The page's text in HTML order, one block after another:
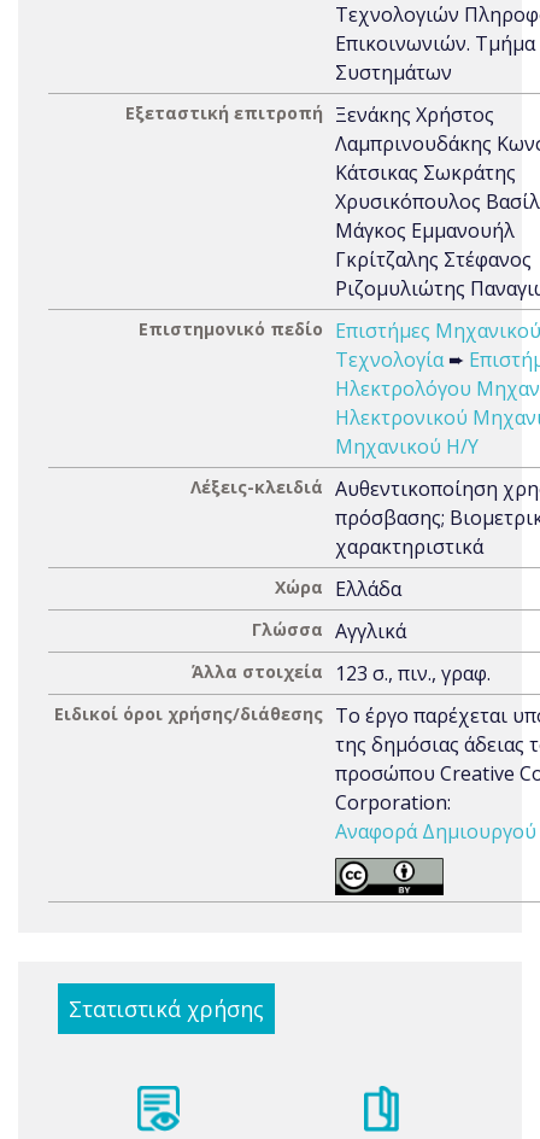
Τεχνολογιών
Επικοινωνιών.
Συστημάτων
Εξεταστική επιτροπή
Ξενάκης Χρήστος
Λαμπρινουδάκης
Κάτσικας Σωκράτης
Χρυσικόπουλος
Μάγκος Εμμανουήλ
Γκρίτζαλης Στέφανος
Ριζομυλιώτης
Επιστημονικό πεδίο
Επιστήμες
Τεχνολογία➨
Ηλεκτρολόγου
Ηλεκτρονικού
Μηχανικού Η/Υ
Λέξεις-κλειδιά Αυθεντικοποίηση
πρόσβασης;
χαρακτηριστικά
Χώρα Ελλάδα
Γλώσσα Αγγλικά
Άλλα στοιχεία 123 σ., πιν., γραφ.
Ειδικοί όροι χρήσης/διάθεσης Το έργο παρέχεται
της δημόσιας άδειας
προσώπου Creative
Corporation:
Αναφορά Δημιουργού
Στατιστικά χρήσης